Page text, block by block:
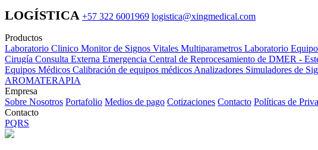
LOGÍSTICA +57 322 6001969 logistica@xingmedical.com
Productos
Laboratorio Clinico Monitor de Signos Vitales Multiparametros Laboratorio
Cirugía Consulta Externa Emergencia Central de Reprocesamiento de DMER -
Equipos Médicos Calibración de equipos médicos Analizadores Simuladores de
AROMATERAPIA
Empresa
Sobre Nosotros Portafolio Medios de pago Cotizaciones Contacto Políticas de
Contacto
PQRS